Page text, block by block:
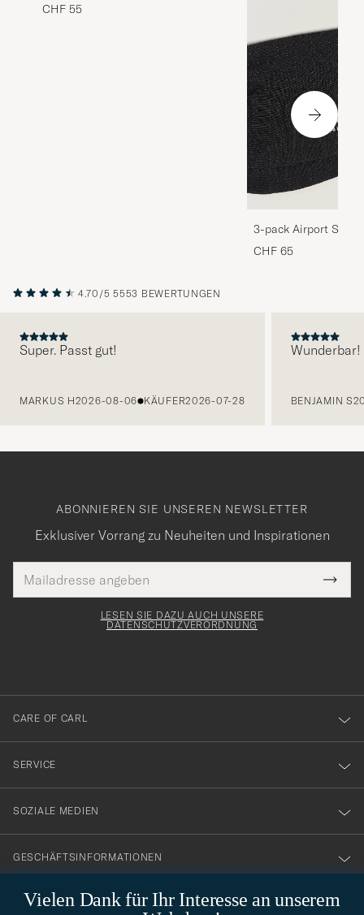
CHF 55
3-pack Airport
Melange
CHF 65
4.70/5 5553 BEWERTUNGEN
Super. Passt gut!
MARKUS H2026-08-06 KÄUFER2026-07-28
Wunderbar!
BENJAMIN S
Vielen Dank für Ihr Interesse an unserem
ABONNIEREN SIE UNSEREN NEWSLETTER
Exklusiver Vorrang zu Neuheiten und Inspirationen
Mail
Adresse
Tack
för
dig
till
vårt
nyhetsbrev!
LESEN SIE DAZU AUCH UNSERE
DATENSCHUTZVERORDNUNG
CARE OF CARL
SERVICE
SOZIALE MEDIEN
GESCHÄFTSINFORMATIONEN